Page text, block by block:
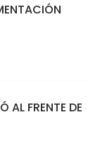
AL FRENTE DE